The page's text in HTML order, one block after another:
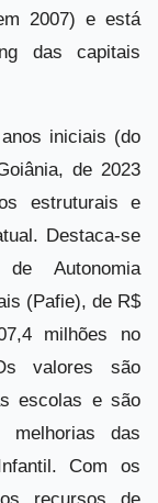
2007) e está
das capitais
iniciais (do
de 2023
estruturais e
Destaca-se
Autonomia
(Pafie), de R$
milhões no
valores são
escolas e são
das
Com os